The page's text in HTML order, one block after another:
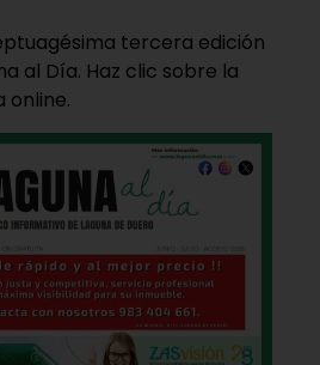
tercera edición
al Día. Haz clic sobre la
online.